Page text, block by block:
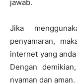
jawab.
Jika
penyamaran,
internet yang
Dengan
nyaman dan aman.